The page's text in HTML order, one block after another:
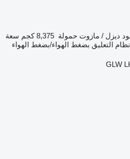
ديزل / مازوت حمولة 8,375 كجم
سعة
نظام التعليق بضغط الهواء/بضغط الهواء
GLW